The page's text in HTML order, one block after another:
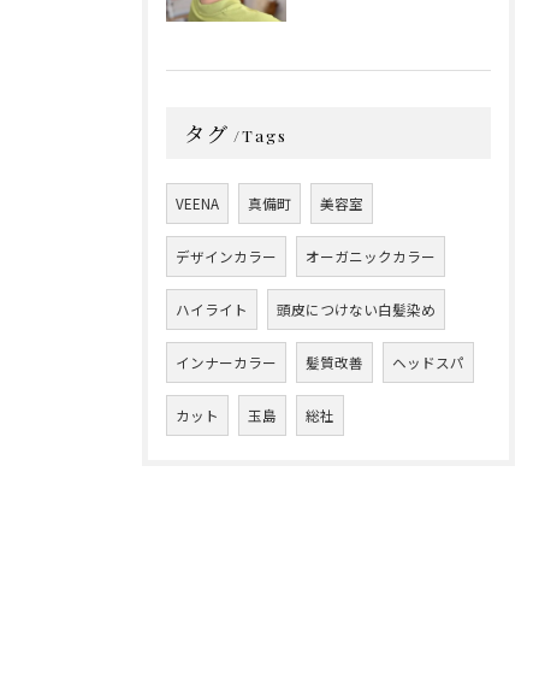
タグ Tags
VEENA 真備町 美容室
デザインカラー オーガニックカラー
ハイライト 頭皮につけない白髪染め
インナーカラー 髪質改善 ヘッドスパ
カット 玉島 総社